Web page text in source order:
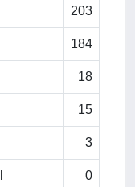
203
184
18
15
3
0